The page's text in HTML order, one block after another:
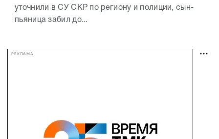
уточнили в СУ СКР по региону и полиции, сын-
пьяница забил до...
РЕКЛАМА